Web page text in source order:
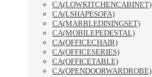
CA(LOWKITCHENCABINET)
CA(LSHAPESOFA)
CA(MARBLEDININGSET)
CA(MOBILEPEDESTAL)
CA(OFFICECHAIR)
CA(OFFICESERIES)
CA(OFFICETABLE)
CA(OPENDOORWARDROBE)